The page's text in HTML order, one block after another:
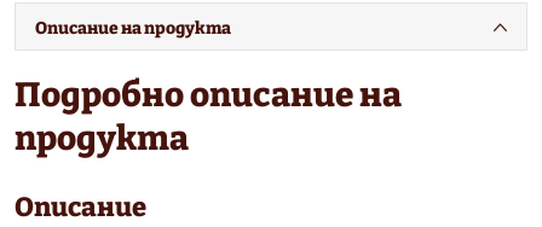
Описание на продукта
Подробно описание на
продукта
Описание